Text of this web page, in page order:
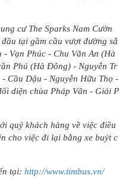
cư The Sparks Nam Cườn
tại gầm cầu vượt đường sắ
Vạn Phúc - Chu Văn An (Hà
Phú (Hà Đông) - Nguyễn Tr
Cầu Dậu - Nguyễn Hữu Thọ -
diện chùa Pháp Vân - Giải P
quý khách hàng về việc điều
cho việc đi lại bằng xe buýt c
tại: http://www.timbus.vn/